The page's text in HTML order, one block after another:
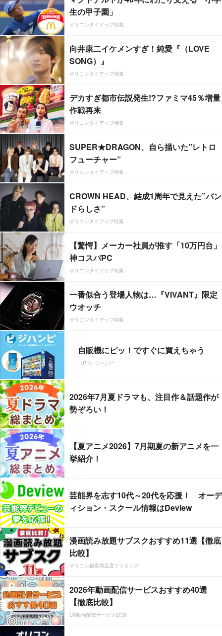
生の甲子園」
オリコンタイアップ特集
向井康二イケメンすぎ！純愛『（LOVE
SONG）』
オリコンタイアップ特集
デカすぎ都市伝説発生!?ファミマ45％増量
作戦再来
オリコンタイアップ特集
SUPER★DRAGON、自ら描いた”レトロ
フューチャー”
オリコンタイアップ特集
CROWN HEAD、結成1周年で見えた”バン
ドらしさ”
オリコンタイアップ特集
【驚愕】メーカー社員が推す「10万円台」
神コスパPC
オリコンタイアップ特集
一番似合う登場人物は…『VIVANT』限定
ウオッチ
オリコンタイアップ特集
自販機にピッ！ですぐに買えちゃう
（PR）ジハンピ
2026年7月夏ドラマも、注目作＆話題作が
勢ぞろい！
【夏アニメ2026】7月期夏の新アニメを一
挙紹介！
芸能界を志す10代～20代を応援！ オーデ
ィション・スクール情報はDeview
漫画読み放題サブスクおすすめ11選【徹底
比較】
オリコン顧客満足度ランキング
2026年動画配信サービスおすすめ40選
【徹底比較】
CS動画配信サービス20選